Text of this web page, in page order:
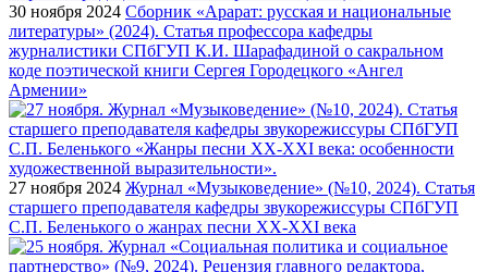
30 ноября 2024 Сборник «Арарат: русская и национальные
литературы» (2024). Статья профессора кафедры
журналистики СПбГУП К.И. Шарафадиной о сакральном
коде поэтической книги Сергея Городецкого «Ангел
Армении»
27 ноября 2024 Журнал «Музыковедение» (№10, 2024). Статья
старшего преподавателя кафедры звукорежиссуры СПбГУП
С.П. Беленького о жанрах песни XX-XXI века